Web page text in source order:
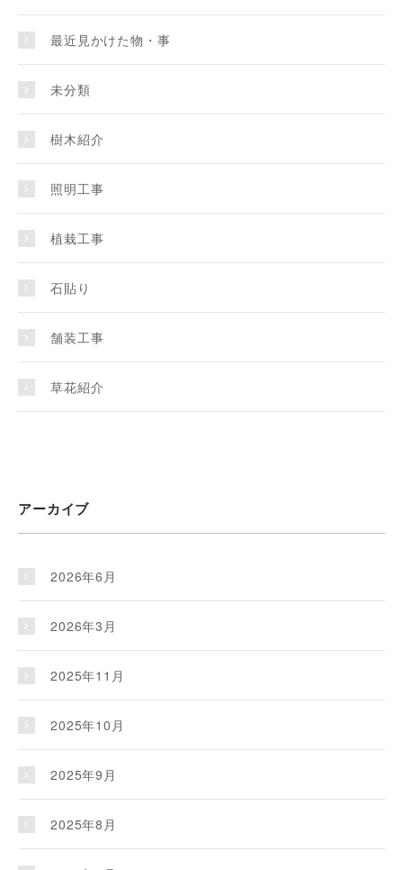
最近見かけた物・事
未分類
樹木紹介
照明工事
植栽工事
石貼り
舗装工事
草花紹介
アーカイブ
2026年6月
2026年3月
2025年11月
2025年10月
2025年9月
2025年8月